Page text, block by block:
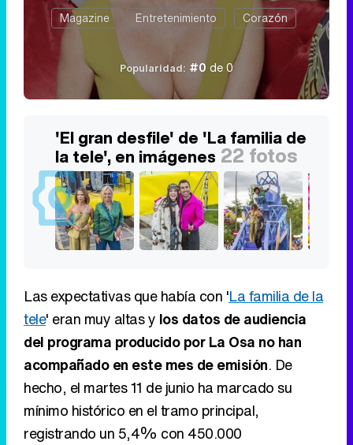
Magazine Entretenimiento Corazón
Popularidad: #0 de 0
'El gran desfile' de 'La familia de
la tele', en imágenes 22 fotos
Las expectativas que había con 'La familia de la
tele' eran muy altas y los datos de audiencia
del programa producido por La Osa no han
acompañado en este mes de emisión. De
hecho, el martes 11 de junio ha marcado su
mínimo histórico en el tramo principal,
registrando un 5,4% con 450.000